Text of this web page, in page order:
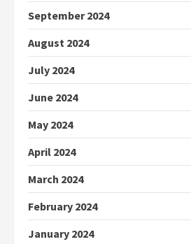
September 2024
August 2024
July 2024
June 2024
May 2024
April 2024
March 2024
February 2024
January 2024